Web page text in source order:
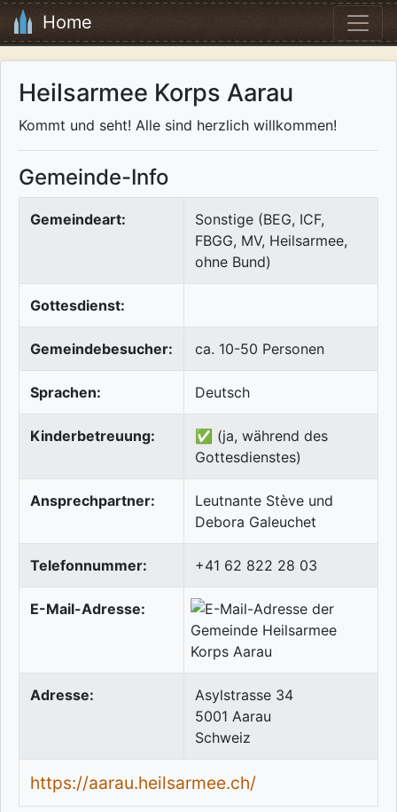
Home
Heilsarmee Korps Aarau
Kommt und seht! Alle sind herzlich willkommen!
Gemeinde-Info
Gemeindeart:
Sonstige (BEG, ICF,
FBGG, MV, Heilsarmee,
ohne Bund)
Gottesdienst:
Gemeindebesucher: ca. 10-50 Personen
Sprachen: Deutsch
Kinderbetreuung:
✅ (ja, während des
Gottesdienstes)
Ansprechpartner:
Leutnante Stève und
Debora Galeuchet
Telefonnummer: +41 62 822 28 03
E-Mail-Adresse:
Adresse:
Asylstrasse 34
5001 Aarau
Schweiz
https://aarau.heilsarmee.ch/